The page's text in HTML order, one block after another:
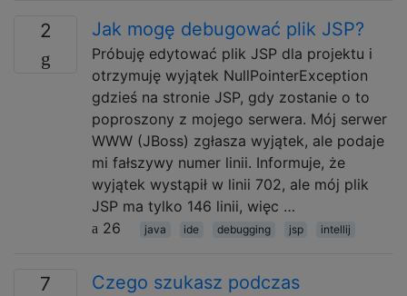
2 Jak mogę debugować plik JSP?
Próbuję edytować plik JSP dla projektu i
otrzymuję wyjątek NullPointerException
gdzieś na stronie JSP, gdy zostanie o to
poproszony z mojego serwera. Mój serwer
WWW (JBoss) zgłasza wyjątek, ale podaje
mi fałszywy numer linii. Informuje, że
wyjątek wystąpił w linii 702, ale mój plik
JSP ma tylko 146 linii, więc …
26
java ide debugging jsp intellij
7
Czego szukasz podczas